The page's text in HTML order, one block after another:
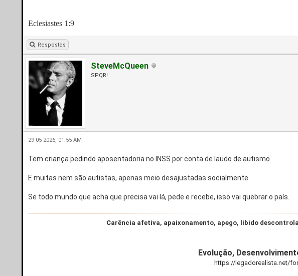
Eclesiastes 1:9
Respostas
SteveMcQueen
SPQR!
29-05-2026, 01:55 AM
Tem criança pedindo aposentadoria no INSS por conta de laudo de autismo.
E muitas nem são autistas, apenas meio desajustadas socialmente.
Se todo mundo que acha que precisa vai lá, pede e recebe, isso vai quebrar o país.
Carência afetiva, apaixonamento, apego, libido
Evolução,
https://legadorealista.net/